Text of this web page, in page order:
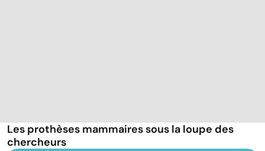
Les prothèses mammaires sous la loupe des
chercheurs